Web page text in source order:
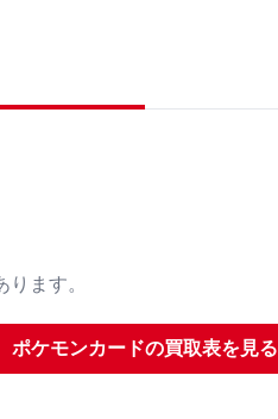
ます。
ポケモンカードの買取表を見る